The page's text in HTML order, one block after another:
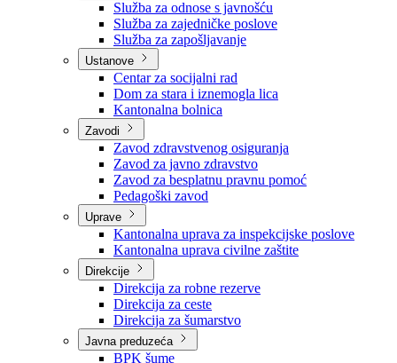
Službe
Služba za odnose s javnošću
Služba za zajedničke poslove
Služba za zapošljavanje
Ustanove
Centar za socijalni rad
Dom za stara i iznemogla lica
Kantonalna bolnica
Zavodi
Zavod zdravstvenog osiguranja
Zavod za javno zdravstvo
Zavod za besplatnu pravnu pomoć
Pedagoški zavod
Uprave
Kantonalna uprava za inspekcijske poslove
Kantonalna uprava civilne zaštite
Direkcije
Direkcija za robne rezerve
Direkcija za ceste